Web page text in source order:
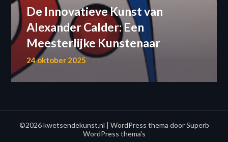
De Innovatieve Kunst van
Alexander Calder: Een
Meesterlijke Kunstenaar
24 oktober 2025
©2026 kwetsendekunst.nl | WordPress thema doorSuperb
WordPress thema's